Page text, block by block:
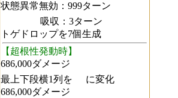
状態異常無効：999ターン
吸収：3ターン
トゲドロップを7個生成
【超根性発動時】
686,000ダメージ
最上下段横1列を
に変化
686,000ダメージ